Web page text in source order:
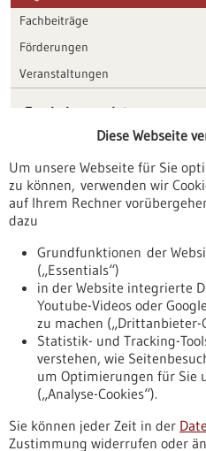
Fachbeiträge
Förderungen
Veranstaltungen
Erscheinungsdatum
Nach oben
Informiert bleiben
Newsletter abonnieren
Diese Webseite
Um unsere Webseite für Sie
zu können, verwenden wir
auf Ihrem Rechner
dazu
Grundfunktionen der
(„Essentials“)
in der Website integrierte
Youtube-Videos oder
zu machen („Drittanbieter-
Statistik- und Tracking-
verstehen, wie
um Optimierungen für Sie
(„Analyse-Cookies“).
Sie können jeder Zeit in der
Zustimmung widerrufen oder